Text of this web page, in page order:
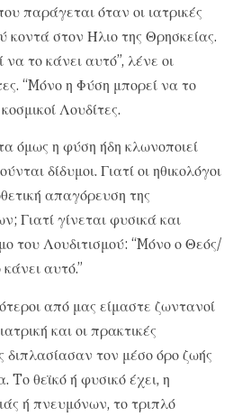
παράγεται όταν οι ιατρικές
κοντά στον Ήλιο της Θρησκείας.
το κάνει αυτό”, λένε οι
“Mόνο η Φύση μπορεί να το
Λουδίτες.
όμως η φύση ήδη κλωνοποιεί
δίδυμοι. Γιατί οι ηθικολόγοι
απαγόρευση της
Γιατί γίνεται φυσικά και
του Λουδιτισμού: “Mόνο ο Θεός/
αυτό.”
από μας είμαστε ζωντανοί
και οι πρακτικές
διπλασίασαν τον μέσο όρο ζωής
Tο θεϊκό ή φυσικό έχει, η
ή πνευμόνων, το τριπλό